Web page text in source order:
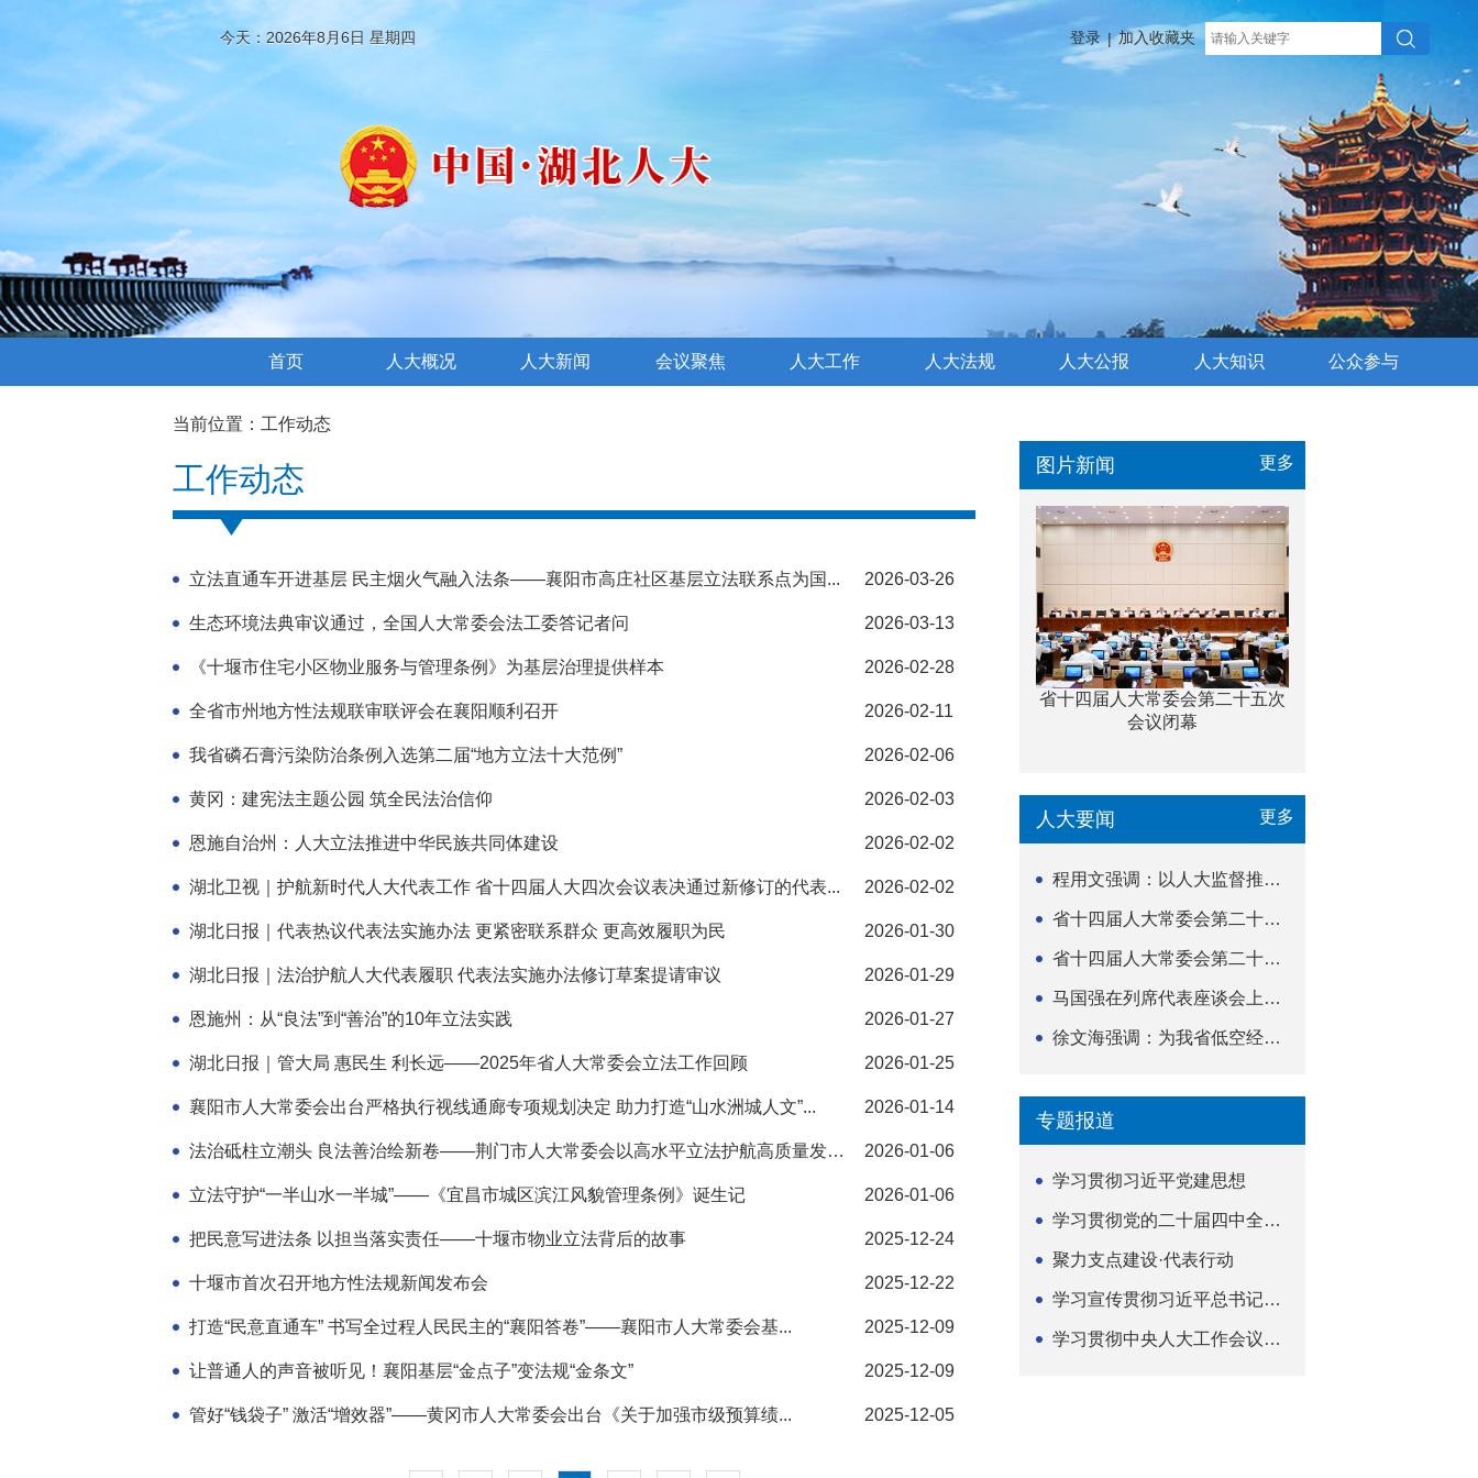
今天：2026年8月6日 星期四 登录 | 加入收藏夹
首页 人大概况 人大新闻 会议聚焦 人大工作 人大法规 人大公报 人大知识 公众参与
当前位置： 工作动态
工作动态
立法直通车开进基层 民主烟火气融入法条——襄阳市高庄社区基层立法联系点为国... 2026-03-26
生态环境法典审议通过，全国人大常委会法工委答记者问 2026-03-13
《十堰市住宅小区物业服务与管理条例》为基层治理提供样本 2026-02-28
全省市州地方性法规联审联评会在襄阳顺利召开 2026-02-11
我省磷石膏污染防治条例入选第二届“地方立法十大范例” 2026-02-06
黄冈：建宪法主题公园 筑全民法治信仰 2026-02-03
恩施自治州：人大立法推进中华民族共同体建设 2026-02-02
湖北卫视｜护航新时代人大代表工作 省十四届人大四次会议表决通过新修订的代表... 2026-02-02
湖北日报｜代表热议代表法实施办法 更紧密联系群众 更高效履职为民 2026-01-30
湖北日报｜法治护航人大代表履职 代表法实施办法修订草案提请审议 2026-01-29
恩施州：从“良法”到“善治”的10年立法实践 2026-01-27
湖北日报｜管大局 惠民生 利长远——2025年省人大常委会立法工作回顾 2026-01-25
襄阳市人大常委会出台严格执行视线通廊专项规划决定 助力打造“山水洲城人文”... 2026-01-14
法治砥柱立潮头 良法善治绘新卷——荆门市人大常委会以高水平立法护航高质量发展纪实 2026-01-06
立法守护“一半山水一半城”——《宜昌市城区滨江风貌管理条例》诞生记 2026-01-06
把民意写进法条 以担当落实责任——十堰市物业立法背后的故事 2025-12-24
十堰市首次召开地方性法规新闻发布会 2025-12-22
打造“民意直通车” 书写全过程人民民主的“襄阳答卷”——襄阳市人大常委会基... 2025-12-09
让普通人的声音被听见！襄阳基层“金点子”变法规“金条文” 2025-12-09
管好“钱袋子” 激活“增效器”——黄冈市人大常委会出台《关于加强市级预算绩... 2025-12-05
图片新闻 更多
省十四届人大常委会第二十五次
会议闭幕
人大要闻 更多
程用文强调：以人大监督推动科技金融高质量发展
省十四届人大常委会第二十五次会议闭幕
省十四届人大常委会第二十五次会议举行
马国强在列席代表座谈会上强调 以精准履职筑牢荆楚...
徐文海强调：为我省低空经济高质量发展提供法治支撑
专题报道
学习贯彻习近平党建思想
学习贯彻党的二十届四中全会精神
聚力支点建设·代表行动
学习宣传贯彻习近平总书记关于坚持
学习贯彻中央人大工作会议精神